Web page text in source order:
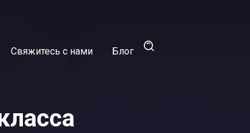
Свяжитесь с нами Блог